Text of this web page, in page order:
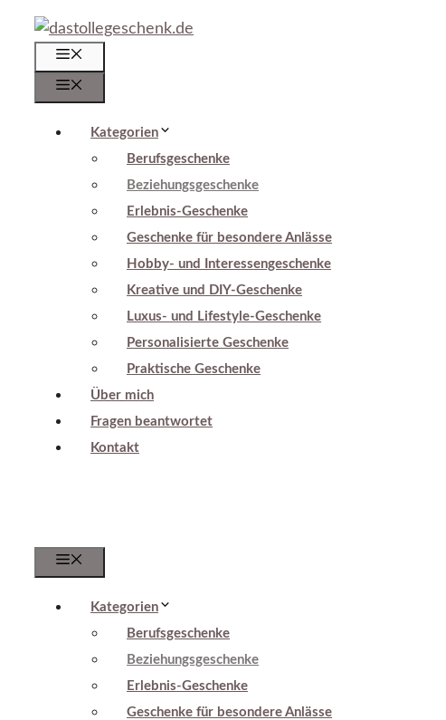
Zum
Inhalt
springen
Kategorien
Berufsgeschenke
Beziehungsgeschenke
Erlebnis-Geschenke
Geschenke für besondere Anlässe
Hobby- und Interessengeschenke
Kreative und DIY-Geschenke
Luxus- und Lifestyle-Geschenke
Personalisierte Geschenke
Praktische Geschenke
Über mich
Fragen beantwortet
Kontakt
Kategorien
Berufsgeschenke
Beziehungsgeschenke
Erlebnis-Geschenke
Geschenke für besondere Anlässe